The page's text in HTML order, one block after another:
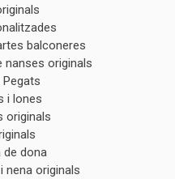
balconeres
nanses originals
i lones
originals
de dona
nena originals